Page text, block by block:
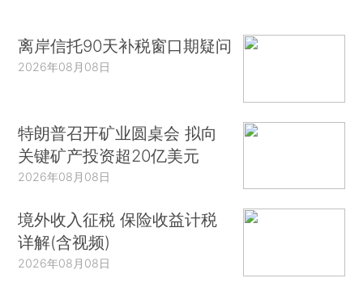
离岸信托90天补税窗口期疑问
2026年08月08日
特朗普召开矿业圆桌会 拟向
关键矿产投资超20亿美元
2026年08月08日
境外收入征税 保险收益计税
详解(含视频)
2026年08月08日